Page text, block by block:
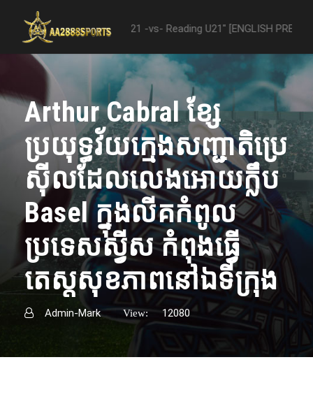
Forest U21 -vs- Reading U21" [ENGLISH
Arthur Cabral ខ្សែ
ប្រយុទ្ធវ័យក្មេងសញ្ជាតិប្រេ
ស៊ីលដែលលេងអោយក្លឹប
Basel ក្នុងលីគកំពូល
ប្រទេសស្វីស កំពុងធ្វើ
តេស្តសុខភាពនៅឯទីក្រុង
Admin-Mark View: 12080